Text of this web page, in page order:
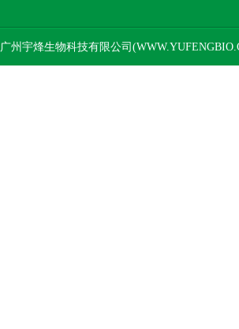
广州宇烽生物科技有限公司